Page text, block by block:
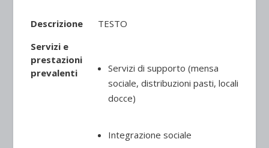
Descrizione
TESTO
Servizi e
prestazioni
prevalenti
Servizi di supporto (mensa
sociale, distribuzioni pasti, locali
docce)
Integrazione sociale